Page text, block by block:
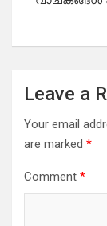
Leave a
Your email
are marked *
Comment *